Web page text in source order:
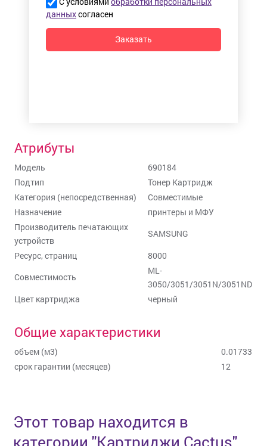
данныхсогласен
Заказать
Атрибуты
Модель
690184
Подтип
Тонер Картридж
Категория (непосредственная)
Совместимые
Назначение
принтеры и МФУ
Производитель печатающих
устройств
SAMSUNG
Ресурс, страниц
8000
Совместимость
ML-
3050/3051/3051N/3051ND
Цвет картриджа
черный
Общие характеристики
объем (м3)
0.01733
срок гарантии (месяцев)
12
Этот товар находится в
категории "Картриджи Cactus"